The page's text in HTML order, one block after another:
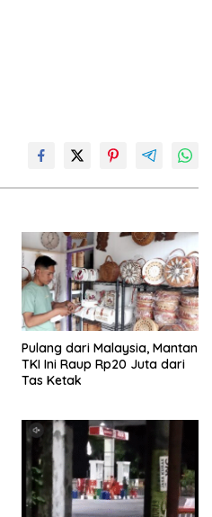
Pulang dari Malaysia, Mantan
TKI Ini Raup Rp20 Juta dari
Tas Ketak